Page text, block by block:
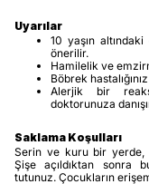
Uyarılar
10 yaşın
önerilir.
Hamilelik ve
Böbrek
Alerjik bir
doktorunuza
Saklama Koşulları
Serin ve kuru bir yerde,
Şişe açıldıktan sonra
tutunuz. Çocukların